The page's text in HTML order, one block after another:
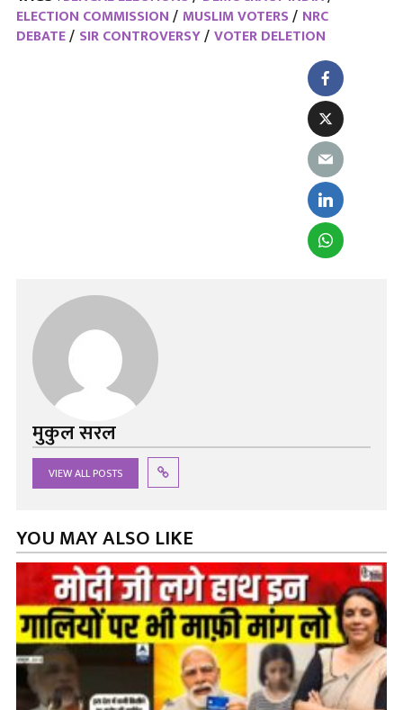
ELECTION COMMISSION MUSLIM VOTERS
NRC
DEBATE SIR CONTROVERSY VOTER DELETION
मुकुल सरल
VIEW ALL POSTS
YOU MAY ALSO LIKE